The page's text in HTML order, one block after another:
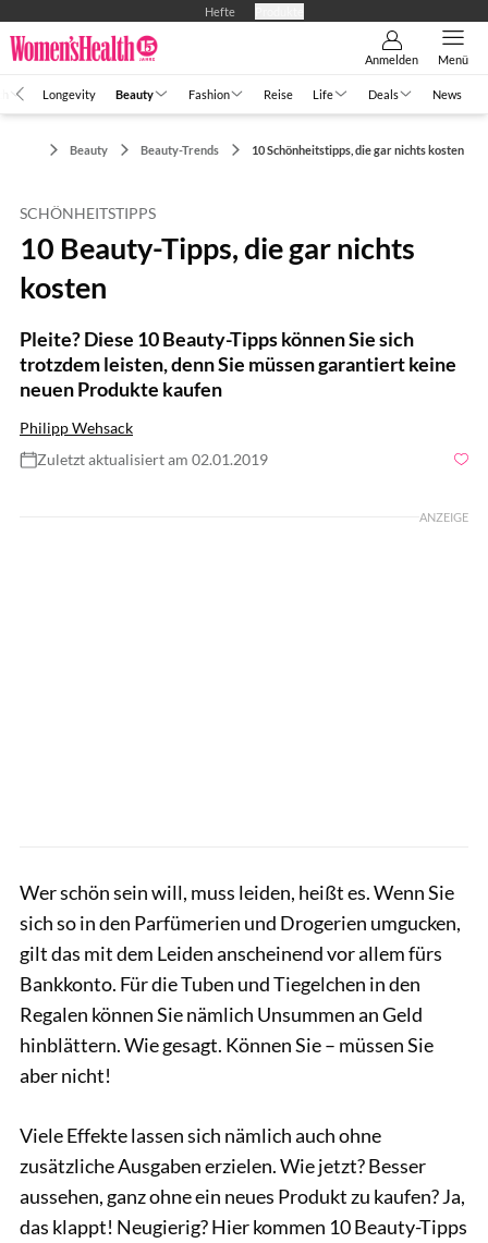
Hefte
Anmelden Menü
Longevity Beauty Fashion Reise Life Deals News
Beauty Beauty-Trends 10 Schönheitstipps, die gar nichts kosten
SCHÖNHEITSTIPPS
10 Beauty-Tipps, die gar nichts
kosten
Pleite? Diese 10 Beauty-Tipps können Sie sich
trotzdem leisten, denn Sie müssen garantiert keine
neuen Produkte kaufen
Philipp Wehsack
Zuletzt aktualisiert am 02.01.2019
ANZEIGE
Wer schön sein will, muss leiden, heißt es. Wenn Sie
sich so in den Parfümerien und Drogerien umgucken,
gilt das mit dem Leiden anscheinend vor allem fürs
Bankkonto. Für die Tuben und Tiegelchen in den
Regalen können Sie nämlich Unsummen an Geld
hinblättern. Wie gesagt. Können Sie – müssen Sie
aber nicht!
Viele Effekte lassen sich nämlich auch ohne
zusätzliche Ausgaben erzielen. Wie jetzt? Besser
aussehen, ganz ohne ein neues Produkt zu kaufen? Ja,
das klappt! Neugierig? Hier kommen 10 Beauty-Tipps